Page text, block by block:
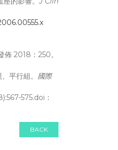
佈 2018：250。
平行組。 國際
575.doi：
BACK